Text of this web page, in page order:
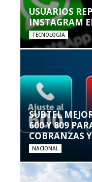
USUARIOS
INSTAGRAM
TECNOLOGÍA
SUBTEL
600 Y 809
COBRANZAS
NACIONAL